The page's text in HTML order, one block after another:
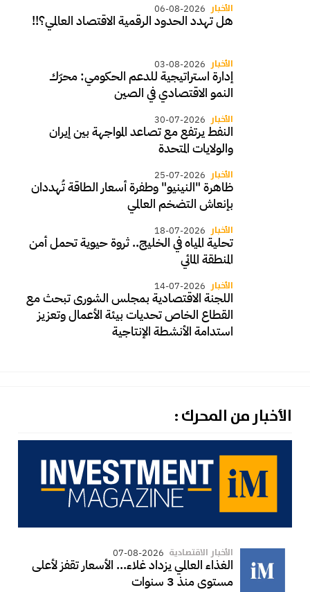
الأخبار 06-08-2026
هل تهدد الحدود الرقمية الاقتصاد العالمي؟!!
الأخبار 03-08-2026
إدارة استراتيجية للدعم الحكومي: محرّك
النمو الاقتصادي في الصين
الأخبار 30-07-2026
النفط يرتفع مع تصاعد المواجهة بين إيران
والولايات المتحدة
الأخبار 25-07-2026
ظاهرة "النينيو" وطفرة أسعار الطاقة تُهددان
بإنعاش التضخم العالمي
الأخبار 18-07-2026
تحلية المياه في الخليج.. ثروة حيوية تحمل أمن
المنطقة المائي
الأخبار 14-07-2026
اللجنة الاقتصادية بمجلس الشورى تبحث مع
القطاع الخاص تحديات بيئة الأعمال وتعزيز
استدامة الأنشطة الإنتاجية
الأخبار من المحرك :
الأخبار الاقتصادية 07-08-2026
الغذاء العالمي يزداد غلاء... الأسعار تقفز لأعلى
مستوى منذ 3 سنوات